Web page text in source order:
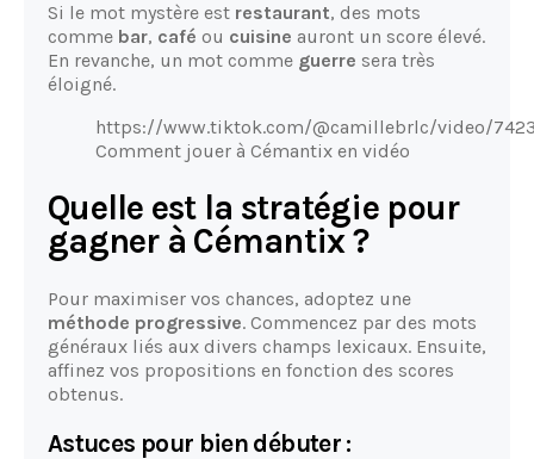
Si le mot mystère est restaurant, des mots
comme bar, café ou cuisine auront un score élevé.
En revanche, un mot comme guerre sera très
éloigné.
https://www.tiktok.com/@camillebrlc/video/
Comment jouer à Cémantix en vidéo
Quelle est la stratégie pour
gagner à Cémantix ?
Pour maximiser vos chances, adoptez une
méthode progressive. Commencez par des mots
généraux liés aux divers champs lexicaux. Ensuite,
affinez vos propositions en fonction des scores
obtenus.
Astuces pour bien débuter :